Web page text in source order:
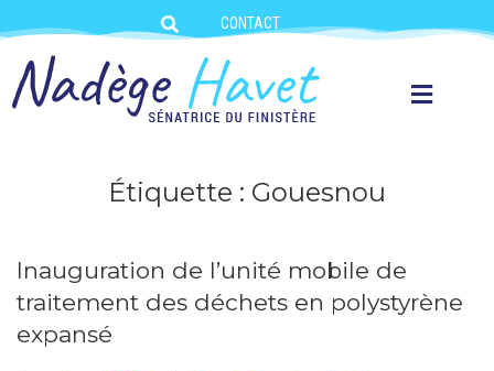
CONTACT
Étiquette : Gouesnou
Inauguration de l’unité mobile de
traitement des déchets en polystyrène
expansé